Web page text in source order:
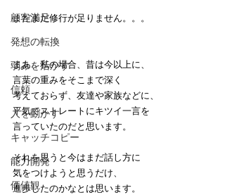
顧客満足
発想の転換
弱みを活かす
信頼
人を動かす
キャッチコピー
能力開発
価値観
まだまだ修行が足りません。。。
まあ、私の場合、昔は今以上に、
言葉の重みをそこまで深く
考えておらず、友達や家族などに、
平気でストレートにキツイ一言を
言っていたのだと思います。
それを思うと今はまだ話し方に
気をつけようと思うだけ、
進歩したのかなとは思います。